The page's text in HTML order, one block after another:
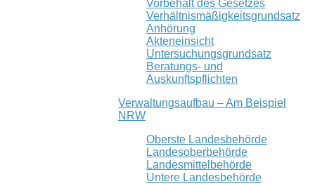
Vorbehalt des Gesetzes
Verhältnismäßigkeitsgrundsatz
Anhörung
Akteneinsicht
Untersuchungsgrundsatz
Beratungs- und
Auskunftspflichten
Verwaltungsaufbau – Am Beispiel
NRW
Oberste Landesbehörde
Landesoberbehörde
Landesmittelbehörde
Untere Landesbehörde